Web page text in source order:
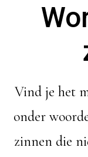
Vind je het
onder
zinnen die